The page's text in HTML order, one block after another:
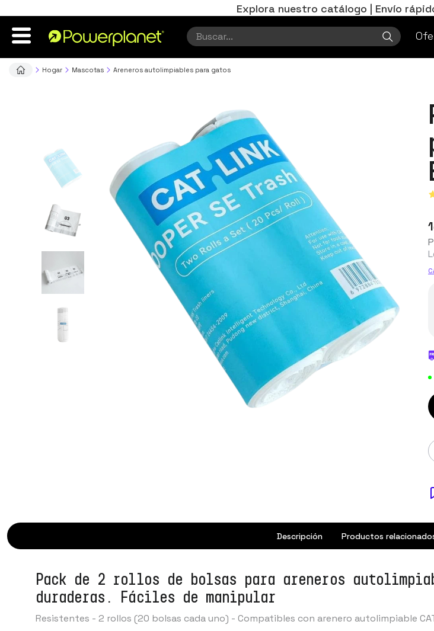
Explora nuestro catálogo | Envío
Hogar Mascotas Areneros autolimpiables para gatos
Descripción Productos
Pack de 2 rollos de bolsas para areneros
duraderas. Fáciles de manipular
Resistentes - 2 rollos (20 bolsas cada uno) - Compatibles con arenero autolimpiable